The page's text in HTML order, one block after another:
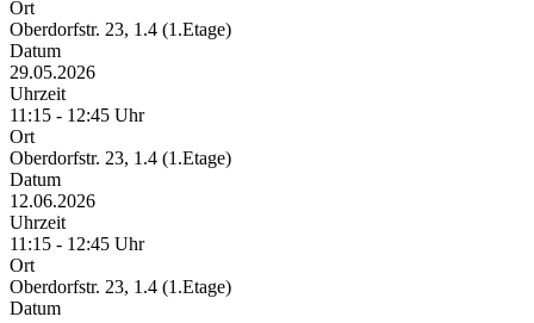
Ort
Oberdorfstr. 23, 1.4 (1.Etage)
Datum
29.05.2026
Uhrzeit
11:15 - 12:45 Uhr
Ort
Oberdorfstr. 23, 1.4 (1.Etage)
Datum
12.06.2026
Uhrzeit
11:15 - 12:45 Uhr
Ort
Oberdorfstr. 23, 1.4 (1.Etage)
Datum